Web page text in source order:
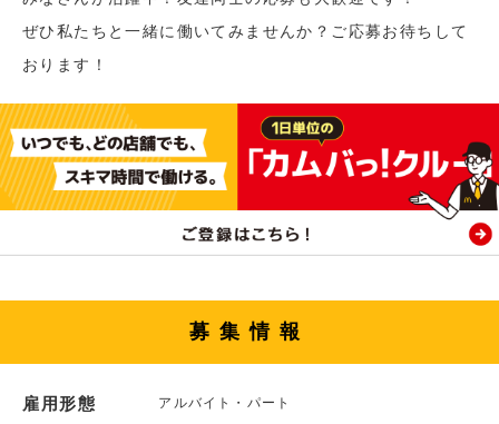
ぜひ私たちと一緒に働いてみませんか？ご応募お待ちして
おります！
募集情報
雇用形態 アルバイト・パート